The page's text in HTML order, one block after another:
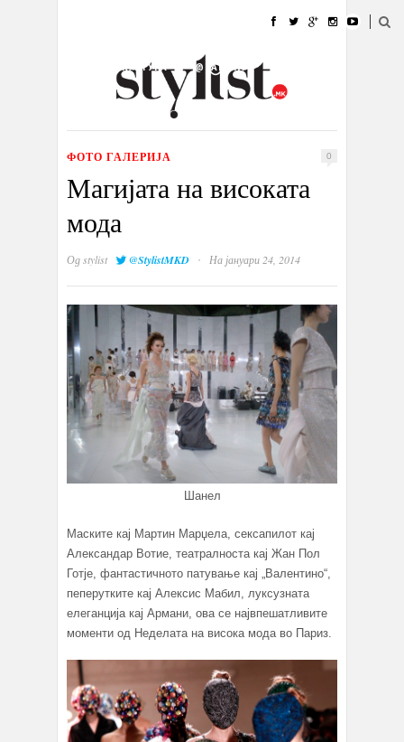
УБАВИНА
КУЛТУРА @РАБОТА
ИЗЛОГ
ФОТО ГАЛЕРИЈА 0
Магијата на високата
мода
Одstylist @StylistMKD · На јануари 24, 2014
Шанел
Маските кај Мартин Марџела, сексапилот кај
Александар Вотие, театралноста кај Жан Пол
Готје, фантастичното патување кај „Валентино“,
пеперутките кај Алексис Мабил, луксузната
елеганција кај Армани, ова се највпешатливите
моменти од Неделата на висока мода во Париз.